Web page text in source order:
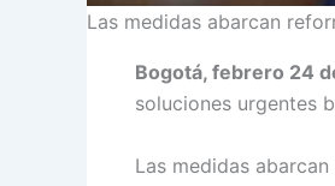
Las medidas abarcan
Bogotá, febrero 24
soluciones urgentes
Las medidas